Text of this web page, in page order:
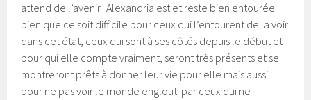
attend de l’avenir. Alexandria est et reste bien entourée
bien que ce soit difficile pour ceux qui l’entourent de la voir
dans cet état, ceux qui sont à ses côtés depuis le début et
pour qui elle compte vraiment, seront très présents et se
montreront prêts à donner leur vie pour elle mais aussi
pour ne pas voir le monde englouti par ceux qui ne